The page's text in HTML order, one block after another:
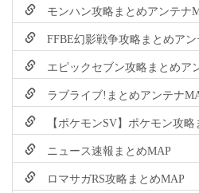
モンハン攻略まとめアンテナ
FFBE幻影戦争攻略まとめアン
エピックセブン攻略まとめア
ラブライブ!まとめアンテナ
【ポケモンSV】ポケモン攻略
ニュース速報まとめMAP
ロマサガRS攻略まとめMAP